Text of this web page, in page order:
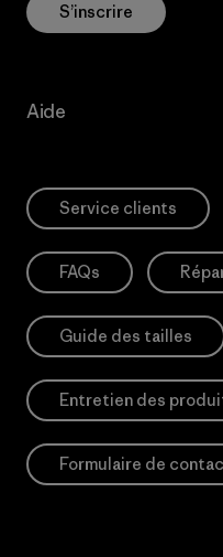
S’inscrire
Aide
Service clients
FAQs
Guide des tailles
Entretien des
Formulaire de